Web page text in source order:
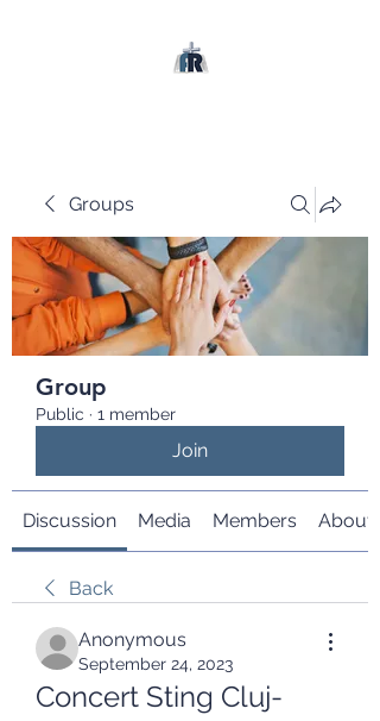
Groups
Group
Public · 1 member
Join
Discussion Media Members About
Back
Anonymous
September 24, 2023
Concert Sting Cluj-